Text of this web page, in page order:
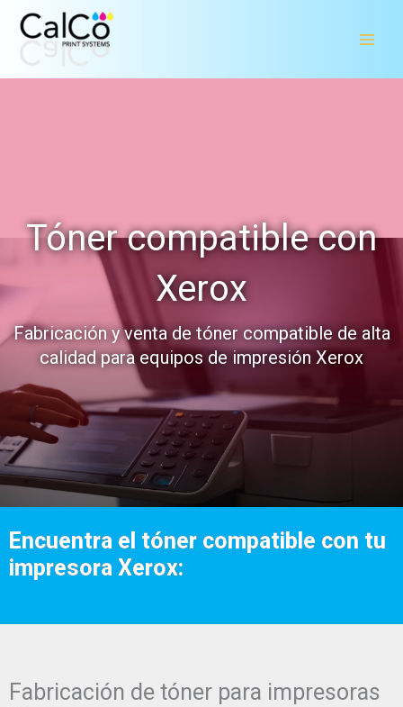
Tóner compatible con
Xerox
Fabricación y venta de tóner compatible de alta
calidad para equipos de impresión Xerox
Encuentra el tóner compatible con tu
impresora Xerox:
Fabricación de tóner para impresoras